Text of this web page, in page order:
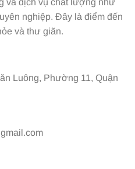
nghiệp. Đây là điểm đến
và thư giãn.
Luông, Phường 11, Quận